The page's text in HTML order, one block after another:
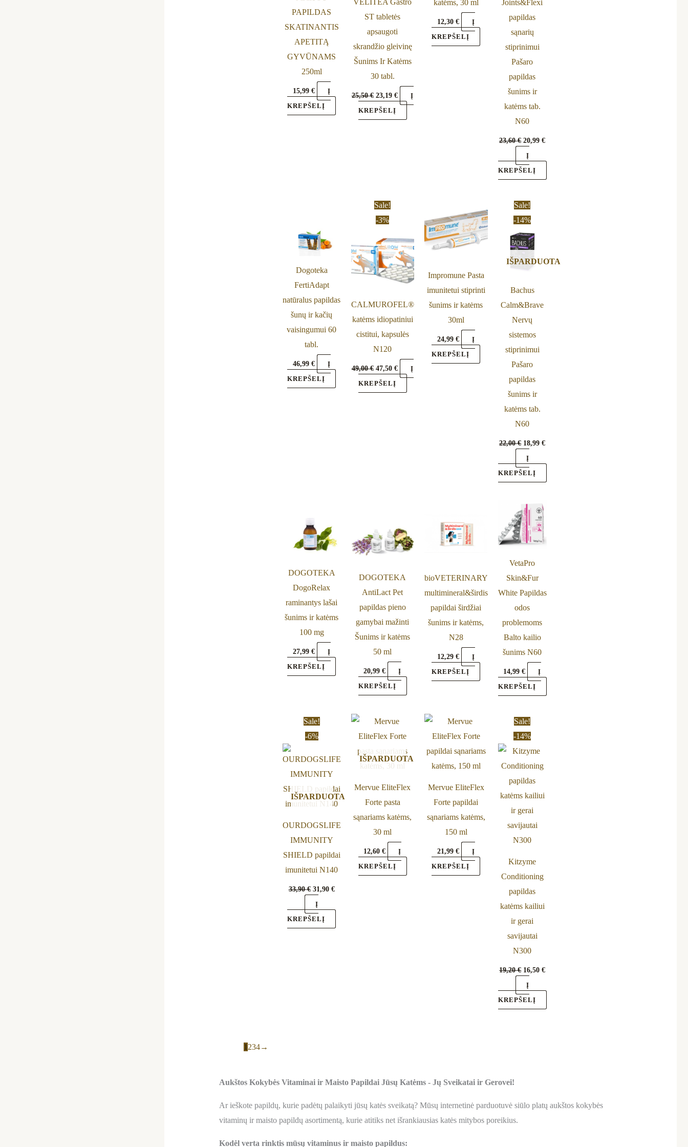
PAPILDAS
SKATINANTIS
APETITĄ
GYVŪNAMS
250ml
15,99 €
Į
KREPŠELĮ
VELITEA Gastro
ST tabletės
apsaugoti
skrandžio gleivinę
Šunims Ir Katėms
30 tabl.
25,50€ 23,19 €
Į
KREPŠELĮ
katėms, 30 ml
12,30 €
Į
KREPŠELĮ
Joints&Flexi
papildas
sąnarių
stiprinimui
Pašaro
papildas
šunims ir
katėms tab.
N60
23,60€ 20,99€
Į
KREPŠELĮ
Dogoteka
FertiAdapt
natūralus papildas
šunų ir kačių
vaisingumui 60
tabl.
46,99 €
Į
KREPŠELĮ
Sale!
-3%
CALMUROFEL®
katėms idiopatiniui
cistitui, kapsulės
N120
49,00€
Original
price
was:
47,50 €
Į
KREPŠELĮ
Impromune Pasta
imunitetui stiprinti
šunims ir katėms
30ml
24,99 €
Į
KREPŠELĮ
Sale!
-14%
IŠPARDUOTA
Bachus
Calm&Brave
Nervų
sistemos
stiprinimui
Pašaro
papildas
šunims ir
katėms tab.
N60
22,00€
Original
price
was:
18,99€
Į
KREPŠELĮ
DOGOTEKA
DogoRelax
raminantys lašai
šunims ir katėms
100 mg
27,99 €
Į
KREPŠELĮ
DOGOTEKA
AntiLact Pet
papildas pieno
gamybai mažinti
Šunims ir katėms
50 ml
20,99€
Į
KREPŠELĮ
bioVETERINARY
multimineral&širdis
papildai širdžiai
šunims ir katėms,
N28
12,29 €
Į
KREPŠELĮ
VetaPro
Skin&Fur
White Papildas
odos
problemoms
Balto kailio
šunims N60
14,99€
Į
KREPŠELĮ
Sale!
-6%
IŠPARDUOTA
OURDOGSLIFE
IMMUNITY
SHIELD papildai
imunitetui N140
33,90€
Original
price
was:
31,90 €
Current
Į
KREPŠELĮ
IŠPARDUOTA
Mervue EliteFlex
Forte pasta
sąnariams katėms,
30 ml
12,60€
Į
KREPŠELĮ
Mervue EliteFlex
Forte papildai
sąnariams katėms,
150 ml
21,99 €
Į
KREPŠELĮ
Sale!
-14%
Kitzyme
Conditioning
papildas
katėms kailiui
ir gerai
savijautai
N300
19,20€
Original
price
was:
16,50€
Į
KREPŠELĮ
1 234→
Aukštos Kokybės Vitaminai ir Maisto Papildai Jūsų Katėms - Jų Sveikatai ir Gerovei!
Ar ieškote papildų, kurie padėtų palaikyti jūsų katės sveikatą? Mūsų internetinė parduotuvė siūlo platų aukštos kokybės
vitaminų ir maisto papildų asortimentą, kurie atitiks net išrankiausias katės mitybos poreikius.
Kodėl verta rinktis mūsų vitaminus ir maisto papildus: